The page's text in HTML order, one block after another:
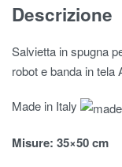
Descrizione
Salvietta in spugna
robot e banda in tela
Made in Italy
Misure: 35×50 cm